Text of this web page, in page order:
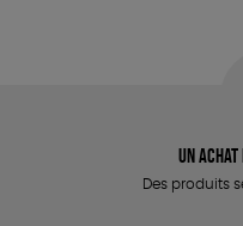
Un
Des produits